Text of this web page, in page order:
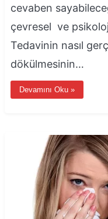
cevaben
çevresel ve
Tedavinin nasıl
dökülmesinin…
Devamını Oku »